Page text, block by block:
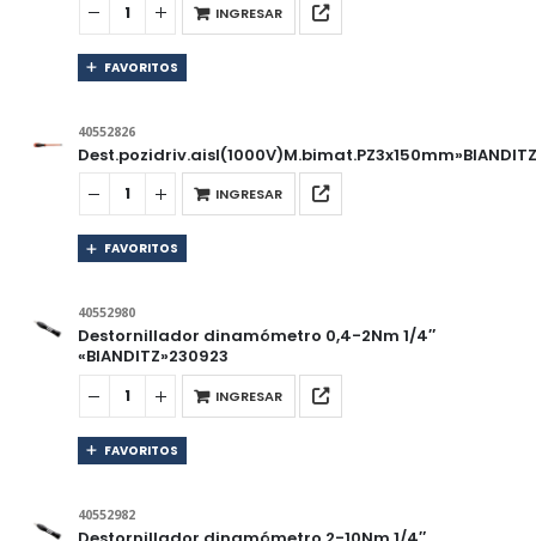
INGRESAR
FAVORITOS
40552826
INGRESAR
FAVORITOS
40552980
Destornillador dinamómetro 0,4-2Nm 1/4″
«BIANDITZ»230923
INGRESAR
FAVORITOS
40552982